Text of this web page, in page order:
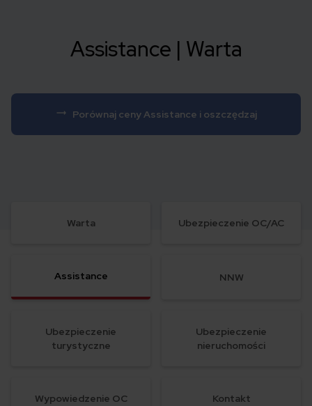
Assistance | Warta
Porównaj ceny Assistance i oszczędzaj
Warta Ubezpieczenie OC/AC
Assistance NNW
Ubezpieczenie
turystyczne
Ubezpieczenie
nieruchomości
Wypowiedzenie OC Kontakt